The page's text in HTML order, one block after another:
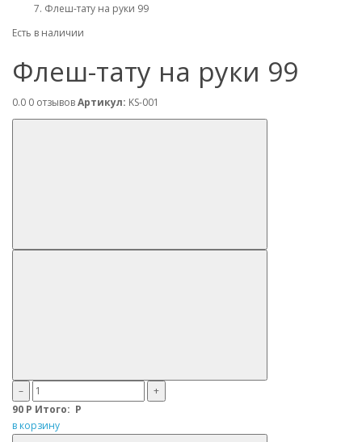
Флеш-тату на руки 99
Есть в наличии
Флеш-тату на руки 99
0.0 0 отзывовАртикул: KS-001
–
+
90 Р Итого: Р
в корзину